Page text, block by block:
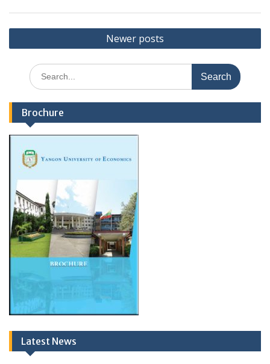
Posts
navigation
Newer posts
Search
for:
Brochure
Latest News